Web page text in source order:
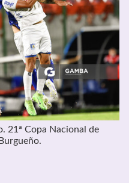
21ª Copa Nacional de